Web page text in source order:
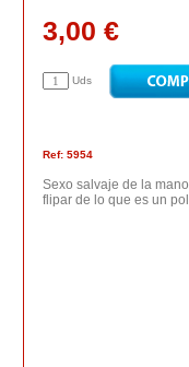
3,00 €
Uds
Ref: 5954
Sexo salvaje de la
flipar de lo que es un